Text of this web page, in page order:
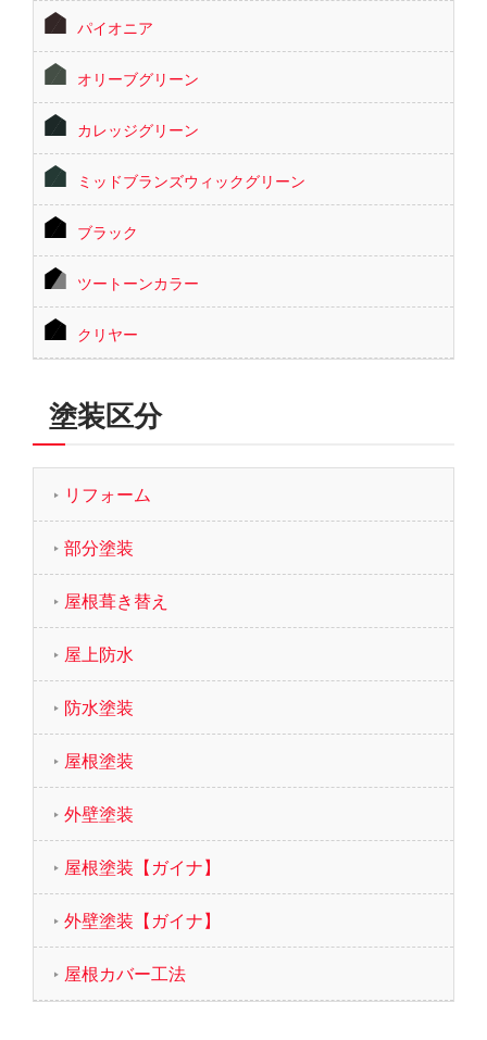
パイオニア
オリーブグリーン
カレッジグリーン
ミッドブランズウィックグリーン
ブラック
ツートーンカラー
クリヤー
塗装区分
リフォーム
部分塗装
屋根葺き替え
屋上防水
防水塗装
屋根塗装
外壁塗装
屋根塗装【ガイナ】
外壁塗装【ガイナ】
屋根カバー工法